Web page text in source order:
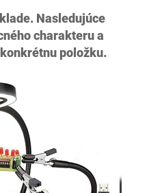
Nasledujúce
charakteru a
položku.